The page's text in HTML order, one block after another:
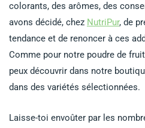
colorants, des arômes, des
avons décidé, chez NutriPur, de
tendance et de renoncer à ces
Comme pour notre poudre de
peux découvrir dans notre
dans des variétés sélectionnées.
Laisse-toi envoûter par les